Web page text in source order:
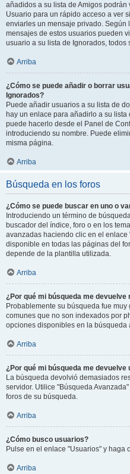
añadidos a su lista de Amigos
Usuario para un rápido acceso a ver
enviarles un mensaje privado. Según
mensajes de estos usuarios pueden
usuario a su lista de Ignorados,
Arriba
¿Cómo se puede añadir o borrar
Ignorados?
Puede añadir usuarios a su lista de
hay un enlace para añadirlo a su lista
puede hacerlo desde el Panel de
introduciendo su nombre. Puede
misma página.
Arriba
Búsqueda en los foros
¿Cómo se puede buscar en uno o
Introduciendo un término de
buscador del índice, foro o en los
avanzadas haciendo clic en el
disponible en todas las páginas del
depende de la plantilla utilizada.
Arriba
¿Por qué mi búsqueda me devuelve
Probablemente su búsqueda fue
comunes que no son indexados por
opciones disponibles en la búsqueda
Arriba
¿Por qué mi búsqueda me devuelve
La búsqueda devolvió demasiados
servidor. Utilice "Búsqueda
foros de su búsqueda.
Arriba
¿Cómo busco usuarios?
Pulse en el enlace "Usuarios" y haga
Arriba